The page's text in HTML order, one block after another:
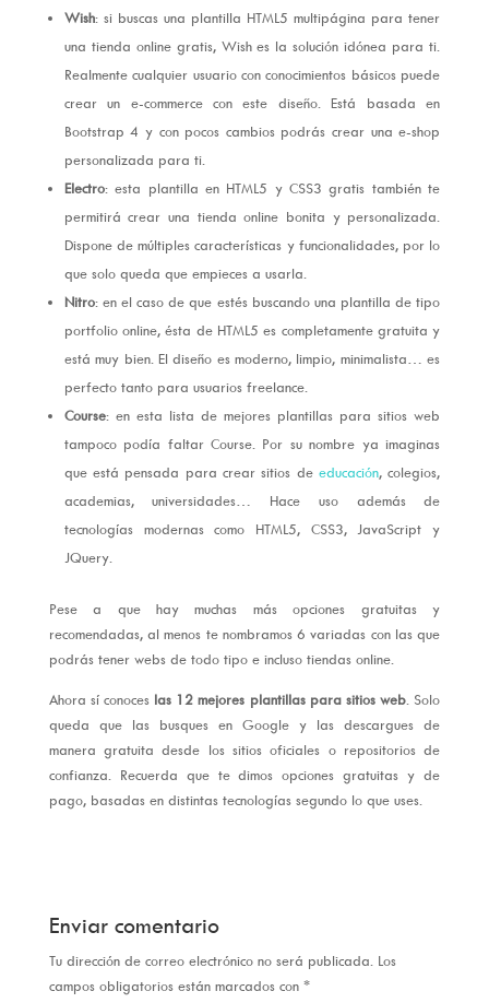
Wish: si buscas una plantilla HTML5 multipágina para tener
una tienda online gratis, Wish es la solución idónea para ti.
Realmente cualquier usuario con conocimientos básicos puede
crear un e-commerce con este diseño. Está basada en
Bootstrap 4 y con pocos cambios podrás crear una e-shop
personalizada para ti.
Electro: esta plantilla en HTML5 y CSS3 gratis también te
permitirá crear una tienda online bonita y personalizada.
Dispone de múltiples características y funcionalidades, por lo
que solo queda que empieces a usarla.
Nitro: en el caso de que estés buscando una plantilla de tipo
portfolio online, ésta de HTML5 es completamente gratuita y
está muy bien. El diseño es moderno, limpio, minimalista… es
perfecto tanto para usuarios freelance.
Course: en esta lista de mejores plantillas para sitios web
tampoco podía faltar Course. Por su nombre ya imaginas
que está pensada para crear sitios de educación, colegios,
academias, universidades… Hace uso además de
tecnologías modernas como HTML5, CSS3, JavaScript y
JQuery.
Pese a que hay muchas más opciones gratuitas y
recomendadas, al menos te nombramos 6 variadas con las que
podrás tener webs de todo tipo e incluso tiendas online.
Ahora sí conoces las 12 mejores plantillas para sitios web . Solo
queda que las busques en Google y las descargues de
manera gratuita desde los sitios oficiales o repositorios de
confianza. Recuerda que te dimos opciones gratuitas y de
pago, basadas en distintas tecnologías segundo lo que uses.
Enviar comentario
Tu dirección de correo electrónico no será publicada. Los
campos obligatorios están marcados con *